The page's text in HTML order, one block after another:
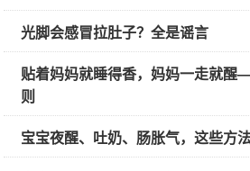
光脚会感冒拉肚子？全是谣言
贴着妈妈就睡得香，妈妈一走就
则
宝宝夜醒、吐奶、肠胀气，这些方